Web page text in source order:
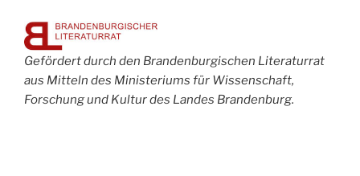
Gefördert durch den Brandenburgischen Literaturrat
aus Mitteln des Ministeriums für Wissenschaft,
Forschung und Kultur des Landes Brandenburg.